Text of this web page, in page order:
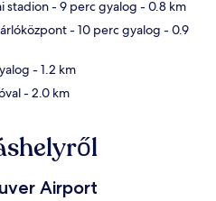
stadion- 9 perc gyalog - 0.8 km
- 10 perc gyalog - 0.9
- 1.2 km
- 2.0 km
Airport